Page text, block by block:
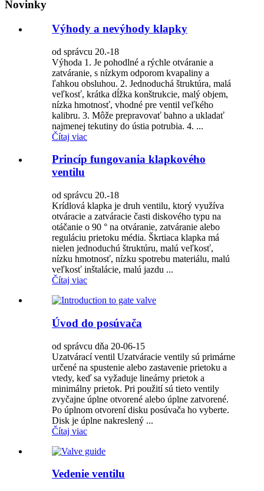
Novinky
Výhody a nevýhody klapky
od správcu 20.-18
Výhoda 1. Je pohodlné a rýchle otváranie a
zatváranie, s nízkym odporom kvapaliny a
ľahkou obsluhou. 2. Jednoduchá štruktúra, malá
veľkosť, krátka dĺžka konštrukcie, malý objem,
nízka hmotnosť, vhodné pre ventil veľkého
kalibru. 3. Môže prepravovať bahno a ukladať
najmenej tekutiny do ústia potrubia. 4. ...
Čítaj viac
Princíp fungovania klapkového
ventilu
od správcu 20.-18
Krídlová klapka je druh ventilu, ktorý využíva
otváracie a zatváracie časti diskového typu na
otáčanie o 90 ° na otváranie, zatváranie alebo
reguláciu prietoku média. Škrtiaca klapka má
nielen jednoduchú štruktúru, malú veľkosť,
nízku hmotnosť, nízku spotrebu materiálu, malú
veľkosť inštalácie, malú jazdu ...
Čítaj viac
Úvod do posúvača
od správcu dňa 20-06-15
Uzatvárací ventil Uzatváracie ventily sú primárne
určené na spustenie alebo zastavenie prietoku a
vtedy, keď sa vyžaduje lineárny prietok a
minimálny prietok. Pri použití sú tieto ventily
zvyčajne úplne otvorené alebo úplne zatvorené.
Po úplnom otvorení disku posúvača ho vyberte.
Disk je úplne nakreslený ...
Čítaj viac
Vedenie ventilu